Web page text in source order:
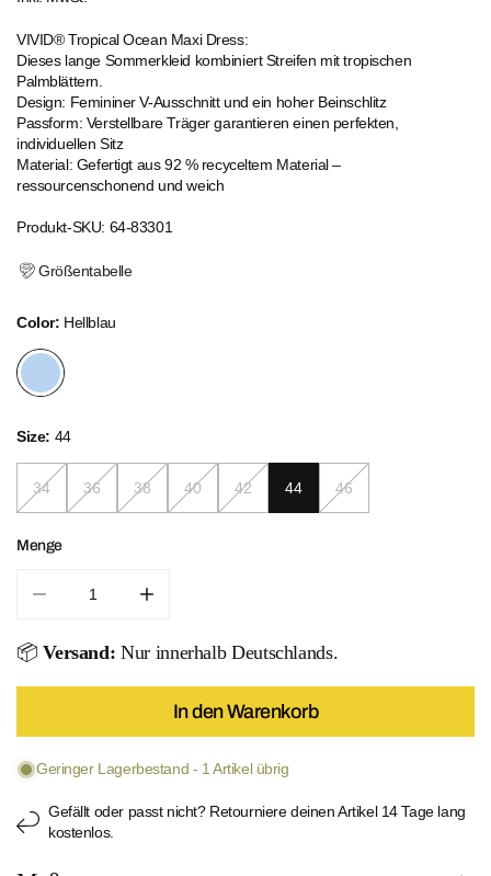
VIVID® Tropical Ocean Maxi Dress:
Dieses lange Sommerkleid kombiniert Streifen mit tropischen
Palmblättern.
Design: Femininer V-Ausschnitt und ein hoher Beinschlitz
Passform: Verstellbare Träger garantieren einen perfekten,
individuellen Sitz
Material: Gefertigt aus 92 % recyceltem Material –
ressourcenschonend und weich
Produkt-SKU: 64-83301
Größentabelle
Color: Hellblau
Size: 44
34 36 38 40 42 44 46
Menge
📦Versand: Nur innerhalb Deutschlands.
In den Warenkorb
Geringer Lagerbestand - 1 Artikel übrig
Gefällt oder passt nicht? Retourniere deinen Artikel 14 Tage lang
kostenlos.